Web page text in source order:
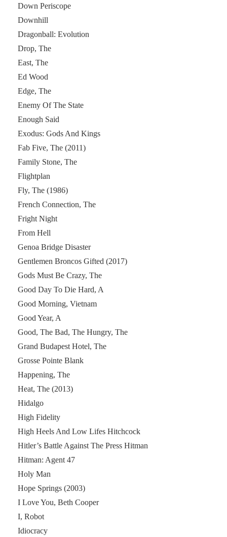
Down Periscope
Downhill
Dragonball: Evolution
Drop, The
East, The
Ed Wood
Edge, The
Enemy Of The State
Enough Said
Exodus: Gods And Kings
Fab Five, The (2011)
Family Stone, The
Flightplan
Fly, The (1986)
French Connection, The
Fright Night
From Hell
Genoa Bridge Disaster
Gentlemen Broncos Gifted (2017)
Gods Must Be Crazy, The
Good Day To Die Hard, A
Good Morning, Vietnam
Good Year, A
Good, The Bad, The Hungry, The
Grand Budapest Hotel, The
Grosse Pointe Blank
Happening, The
Heat, The (2013)
Hidalgo
High Fidelity
High Heels And Low Lifes Hitchcock
Hitler’s Battle Against The Press Hitman
Hitman: Agent 47
Holy Man
Hope Springs (2003)
I Love You, Beth Cooper
I, Robot
Idiocracy